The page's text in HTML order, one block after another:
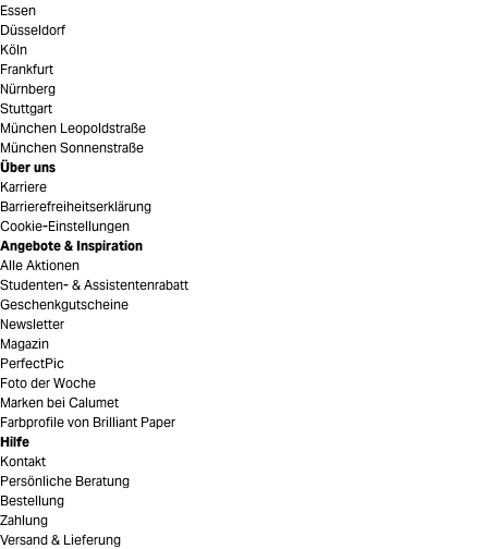
Essen
Düsseldorf
Köln
Frankfurt
Nürnberg
Stuttgart
München Leopoldstraße
München Sonnenstraße
Über uns
Karriere
Barrierefreiheitserklärung
Cookie-Einstellungen
Angebote & Inspiration
Alle Aktionen
Studenten- & Assistentenrabatt
Geschenkgutscheine
Newsletter
Magazin
PerfectPic
Foto der Woche
Marken bei Calumet
Farbprofile von Brilliant Paper
Hilfe
Kontakt
Persönliche Beratung
Bestellung
Zahlung
Versand & Lieferung